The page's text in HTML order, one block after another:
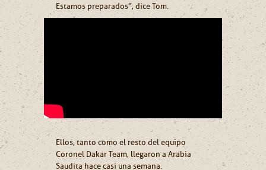
Estamos preparados”, dice Tom.
Ellos, tanto como el resto del equipo
Coronel Dakar Team, llegaron a Arabia
Saudita hace casi una semana.